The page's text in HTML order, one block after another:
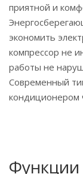
приятной и
экономить
компрессор не
работы не
Современный
кондиционером